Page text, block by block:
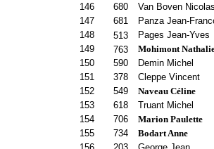
146
680
Van Boven
147
681
Panza Jean-
148
513
Pages Jean-Yves
149
763
Mohimont
150
590
Demin Michel
151
378
Cleppe Vincent
152
549
Naveau Céline
153
618
Truant Michel
154
706
Marion Paulette
155
734
Bodart Anne